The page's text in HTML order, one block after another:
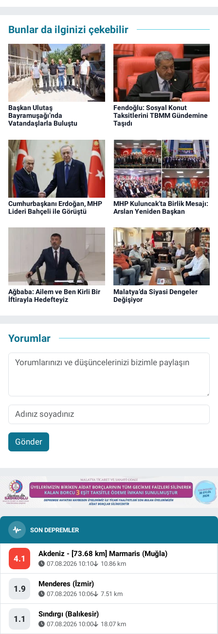
Bunlar da ilginizi çekebilir
Başkan Ulutaş
Bayramuşağı’nda
Vatandaşlarla Buluştu
Fendoğlu: Sosyal Konut
Taksitlerini TBMM Gündemine
Taşıdı
Cumhurbaşkanı Erdoğan, MHP
Lideri Bahçeli ile Görüştü
MHP Kuluncak’ta Birlik Mesajı:
Arslan Yeniden Başkan
Ağbaba: Ailem ve Ben Kirli Bir
İftirayla Hedefteyiz
Malatya’da Siyasi Dengeler
Değişiyor
Yorumlar
Gönder
SON DEPREMLER
4.1 Akdeniz - [73.68 km] Marmaris (Muğla)
07.08.2026 10:10 10.86 km
1.9 Menderes (İzmir)
07.08.2026 10:06 7.51 km
1.1 Sındırgı (Balıkesir)
07.08.2026 10:00 18.07 km